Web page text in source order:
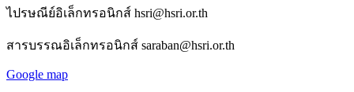
ไปรษณีย์อิเล็กทรอนิกส์ hsri@hsri.or.th
สารบรรณอิเล็กทรอนิกส์ saraban@hsri.or.th
Google map